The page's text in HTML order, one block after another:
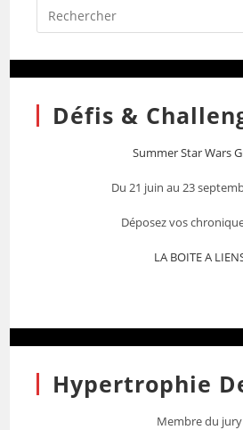
Défis &
Summer Star Wars
Du 21 juin au 23
Déposez vos
LA BOITE A
Hypertrophie
Membre du jury